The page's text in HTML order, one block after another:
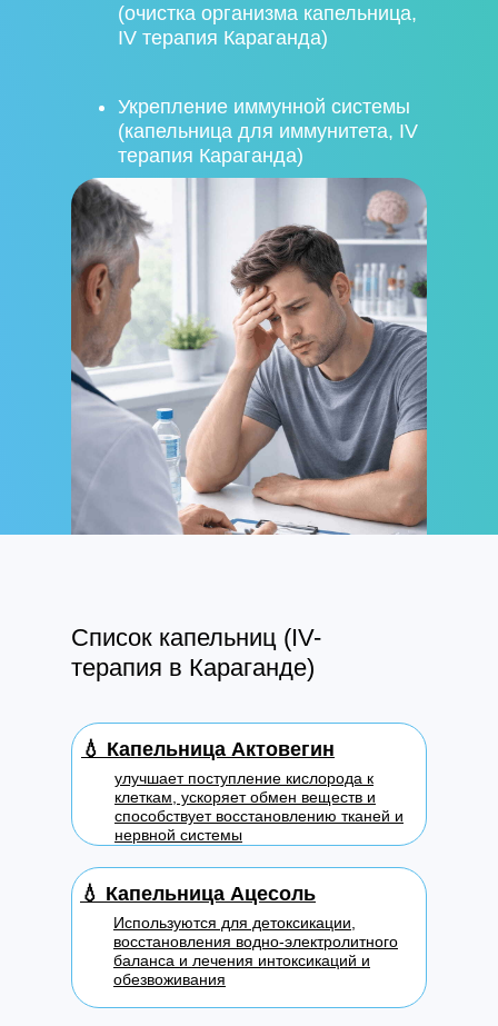
(очистка организма капельница,
IV терапия Караганда)
Укрепление иммунной системы
(капельница для иммунитета, IV
терапия Караганда)
Снижение последствий стресса
(капельница антистресс, IV
терапия Караганда)
Список капельниц (IV-
терапия в Караганде)
💧 Капельница Актовегин
улучшает поступление кислорода к
клеткам, ускоряет обмен веществ и
способствует восстановлению тканей и
нервной системы
💧 Капельница Ацесоль
Используются для детоксикации,
восстановления водно-электролитного
баланса и лечения интоксикаций и
обезвоживания